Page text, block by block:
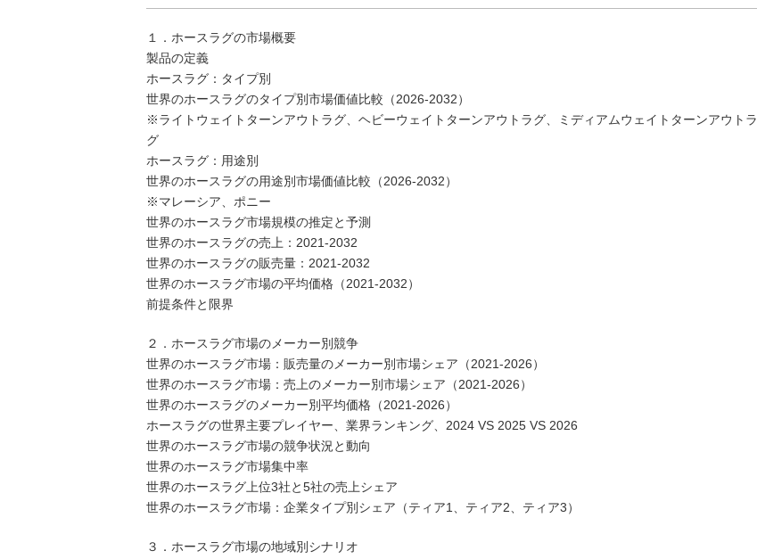
１．ホースラグの市場概要
製品の定義
ホースラグ：タイプ別
世界のホースラグのタイプ別市場価値比較（2026-2032）
※ライトウェイトターンアウトラグ、ヘビーウェイトターンアウトラグ、ミディアムウェイトターンアウトラ
グ
ホースラグ：用途別
世界のホースラグの用途別市場価値比較（2026-2032）
※マレーシア、ポニー
世界のホースラグ市場規模の推定と予測
世界のホースラグの売上：2021-2032
世界のホースラグの販売量：2021-2032
世界のホースラグ市場の平均価格（2021-2032）
前提条件と限界
２．ホースラグ市場のメーカー別競争
世界のホースラグ市場：販売量のメーカー別市場シェア（2021-2026）
世界のホースラグ市場：売上のメーカー別市場シェア（2021-2026）
世界のホースラグのメーカー別平均価格（2021-2026）
ホースラグの世界主要プレイヤー、業界ランキング、2024 VS 2025 VS 2026
世界のホースラグ市場の競争状況と動向
世界のホースラグ市場集中率
世界のホースラグ上位3社と5社の売上シェア
世界のホースラグ市場：企業タイプ別シェア（ティア1、ティア2、ティア3）
３．ホースラグ市場の地域別シナリオ